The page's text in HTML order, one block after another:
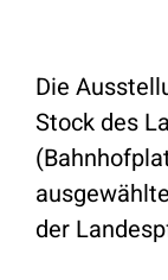
Die
Stock des
der